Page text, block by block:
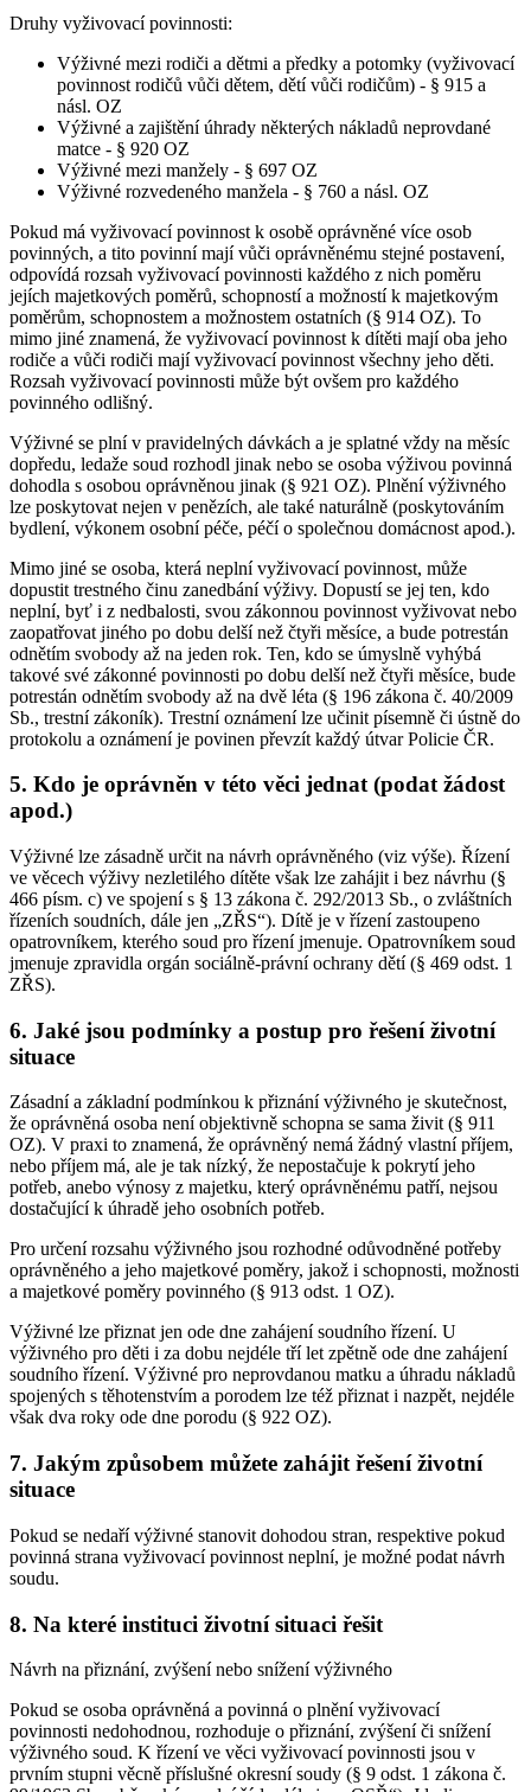
Druhy vyživovací povinnosti:
Výživné mezi rodiči a dětmi a předky a potomky (vyživovací
povinnost rodičů vůči dětem, dětí vůči rodičům) - § 915 a
násl. OZ
Výživné a zajištění úhrady některých nákladů neprovdané
matce - § 920 OZ
Výživné mezi manžely - § 697 OZ
Výživné rozvedeného manžela - § 760 a násl. OZ
Pokud má vyživovací povinnost k osobě oprávněné více osob
povinných, a tito povinní mají vůči oprávněnému stejné postavení,
odpovídá rozsah vyživovací povinnosti každého z nich poměru
jejích majetkových poměrů, schopností a možností k majetkovým
poměrům, schopnostem a možnostem ostatních (§ 914 OZ). To
mimo jiné znamená, že vyživovací povinnost k dítěti mají oba jeho
rodiče a vůči rodiči mají vyživovací povinnost všechny jeho děti.
Rozsah vyživovací povinnosti může být ovšem pro každého
povinného odlišný.
Výživné se plní v pravidelných dávkách a je splatné vždy na měsíc
dopředu, ledaže soud rozhodl jinak nebo se osoba výživou povinná
dohodla s osobou oprávněnou jinak (§ 921 OZ). Plnění výživného
lze poskytovat nejen v penězích, ale také naturálně (poskytováním
bydlení, výkonem osobní péče, péčí o společnou domácnost apod.).
Mimo jiné se osoba, která neplní vyživovací povinnost, může
dopustit trestného činu zanedbání výživy. Dopustí se jej ten, kdo
neplní, byť i z nedbalosti, svou zákonnou povinnost vyživovat nebo
zaopatřovat jiného po dobu delší než čtyři měsíce, a bude potrestán
odnětím svobody až na jeden rok. Ten, kdo se úmyslně vyhýbá
takové své zákonné povinnosti po dobu delší než čtyři měsíce, bude
potrestán odnětím svobody až na dvě léta (§ 196 zákona č. 40/2009
Sb., trestní zákoník). Trestní oznámení lze učinit písemně či ústně do
protokolu a oznámení je povinen převzít každý útvar Policie ČR.
5. Kdo je oprávněn v této věci jednat (podat žádost
apod.)
Výživné lze zásadně určit na návrh oprávněného (viz výše). Řízení
ve věcech výživy nezletilého dítěte však lze zahájit i bez návrhu (§
466 písm. c) ve spojení s § 13 zákona č. 292/2013 Sb., o zvláštních
řízeních soudních, dále jen „ZŘS“). Dítě je v řízení zastoupeno
opatrovníkem, kterého soud pro řízení jmenuje. Opatrovníkem soud
jmenuje zpravidla orgán sociálně-právní ochrany dětí (§ 469 odst. 1
ZŘS).
6. Jaké jsou podmínky a postup pro řešení životní
situace
Zásadní a základní podmínkou k přiznání výživného je skutečnost,
že oprávněná osoba není objektivně schopna se sama živit (§ 911
OZ). V praxi to znamená, že oprávněný nemá žádný vlastní příjem,
nebo příjem má, ale je tak nízký, že nepostačuje k pokrytí jeho
potřeb, anebo výnosy z majetku, který oprávněnému patří, nejsou
dostačující k úhradě jeho osobních potřeb.
Pro určení rozsahu výživného jsou rozhodné odůvodněné potřeby
oprávněného a jeho majetkové poměry, jakož i schopnosti, možnosti
a majetkové poměry povinného (§ 913 odst. 1 OZ).
Výživné lze přiznat jen ode dne zahájení soudního řízení. U
výživného pro děti i za dobu nejdéle tří let zpětně ode dne zahájení
soudního řízení. Výživné pro neprovdanou matku a úhradu nákladů
spojených s těhotenstvím a porodem lze též přiznat i nazpět, nejdéle
však dva roky ode dne porodu (§ 922 OZ).
7. Jakým způsobem můžete zahájit řešení životní
situace
Pokud se nedaří výživné stanovit dohodou stran, respektive pokud
povinná strana vyživovací povinnost neplní, je možné podat návrh
soudu.
8. Na které instituci životní situaci řešit
Návrh na přiznání, zvýšení nebo snížení výživného
Pokud se osoba oprávněná a povinná o plnění vyživovací
povinnosti nedohodnou, rozhoduje o přiznání, zvýšení či snížení
výživného soud. K řízení ve věci vyživovací povinnosti jsou v
prvním stupni věcně příslušné okresní soudy (§ 9 odst. 1 zákona č.